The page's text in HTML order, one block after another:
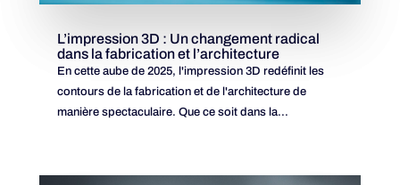
L’impression 3D : Un changement radical
dans la fabrication et l’architecture
En cette aube de 2025, l'impression 3D redéfinit les
contours de la fabrication et de l'architecture de
manière spectaculaire. Que ce soit dans la...